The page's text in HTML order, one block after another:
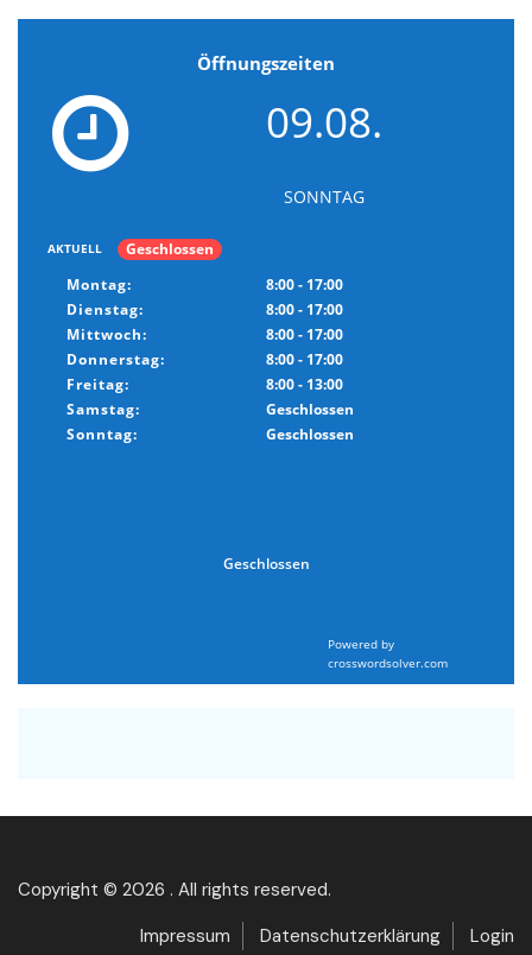
Öffnungszeiten
09.08.
SONNTAG
AKTUELL
Geschlossen
Montag:
8:00 - 17:00
Dienstag:
8:00 - 17:00
Mittwoch:
8:00 - 17:00
Donnerstag:
8:00 - 17:00
Freitag:
8:00 - 13:00
Samstag:
Geschlossen
Sonntag:
Geschlossen
Geschlossen
Powered by
crosswordsolver.com
Copyright © 2026 . All rights reserved.
Impressum
Datenschutzerklärung Login